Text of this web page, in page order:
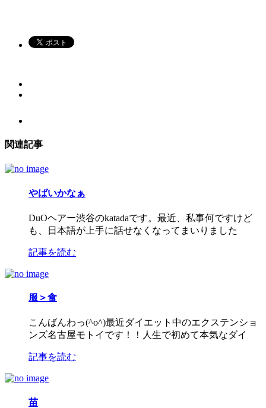
関連記事
やばいかなぁ
DuOヘアー渋谷のkatadaです。最近、私事何ですけど
も、日本語が上手に話せなくなってまいりました
記事を読む
服＞食
こんばんわっ(^o^)最近ダイエット中のエクステンショ
ンズ名古屋モトイです！！人生で初めて本気なダイ
記事を読む
苗